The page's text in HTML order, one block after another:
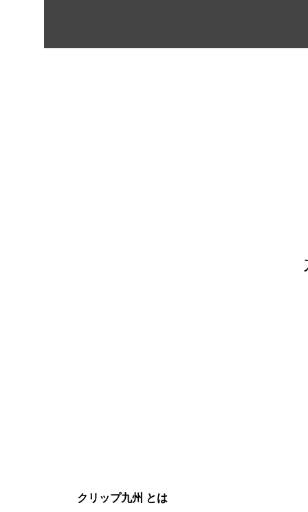
クリップ九州 とは